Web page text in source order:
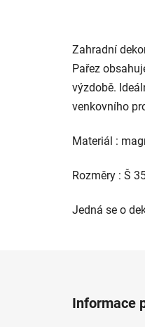
Zahradní
Pařez
výzdobě.
venkovního
Materiál :
Rozměry : Š
Jedná se o
Informace